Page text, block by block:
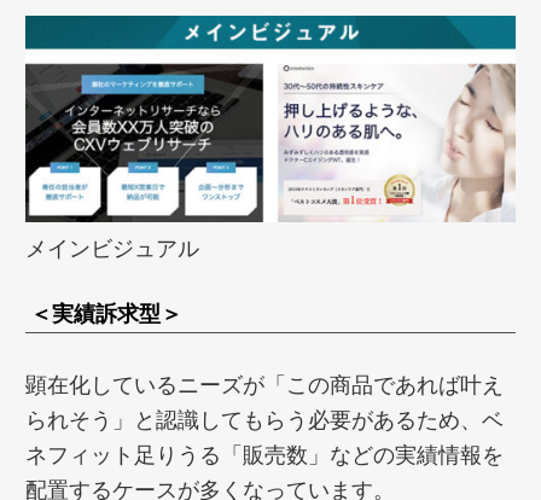
メインビジュアル
＜実績訴求型＞
顕在化しているニーズが「この商品であれば叶え
られそう」と認識してもらう必要があるため、ベ
ネフィット足りうる「販売数」などの実績情報を
配置するケースが多くなっています。